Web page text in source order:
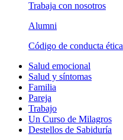
Trabaja con nosotros
Alumni
Código de conducta ética
Salud emocional
Salud y síntomas
Familia
Pareja
Trabajo
Un Curso de Milagros
Destellos de Sabiduría